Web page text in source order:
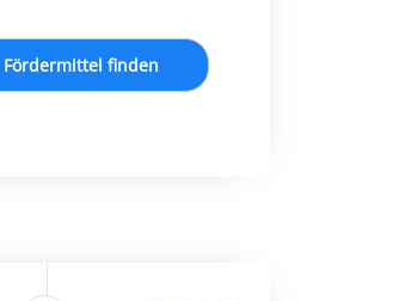
Fördermittel finden